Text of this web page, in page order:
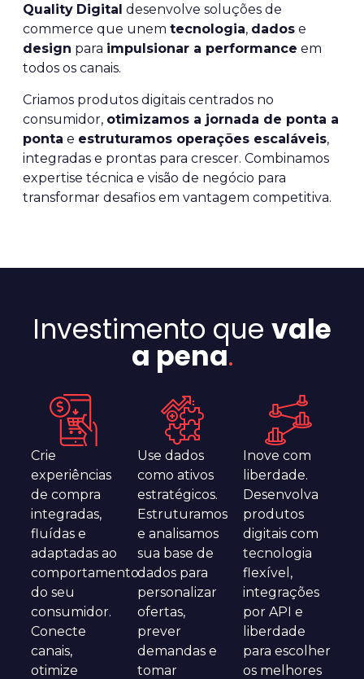
Quality Digital desenvolve soluções de
commerce que unem tecnologia, dadose
design para impulsionar a performance em
todos os canais.
Criamos produtos digitais centrados no
consumidor, otimizamos a jornada de ponta a
ponta e estruturamos operações escaláveis,
integradas e prontas para crescer. Combinamos
expertise técnica e visão de negócio para
transformar desafios em vantagem competitiva.
Investimento que vale
a pena.
Crie
experiências
de compra
integradas,
fluídas e
adaptadas ao
comportamento
do seu
consumidor.
Conecte
canais,
otimize
Use dados
como ativos
estratégicos.
Estruturamos
e analisamos
sua base de
dados para
personalizar
ofertas,
prever
demandas e
tomar
Inove com
liberdade.
Desenvolva
produtos
digitais com
tecnologia
flexível,
integrações
por API e
liberdade
para escolher
os melhores